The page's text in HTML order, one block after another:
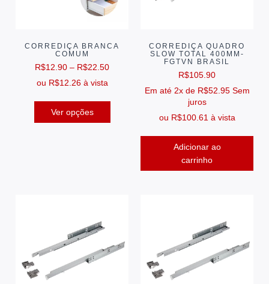
CORREDIÇA BRANCA
COMUM
R$12.90 – R$22.50
ou R$12.26 à vista
Ver opções
CORREDIÇA QUADRO
SLOW TOTAL 400MM-
FGTVN BRASIL
R$105.90
Em até 2x de R$52.95 Sem
juros
ou R$100.61 à vista
Adicionar ao
carrinho